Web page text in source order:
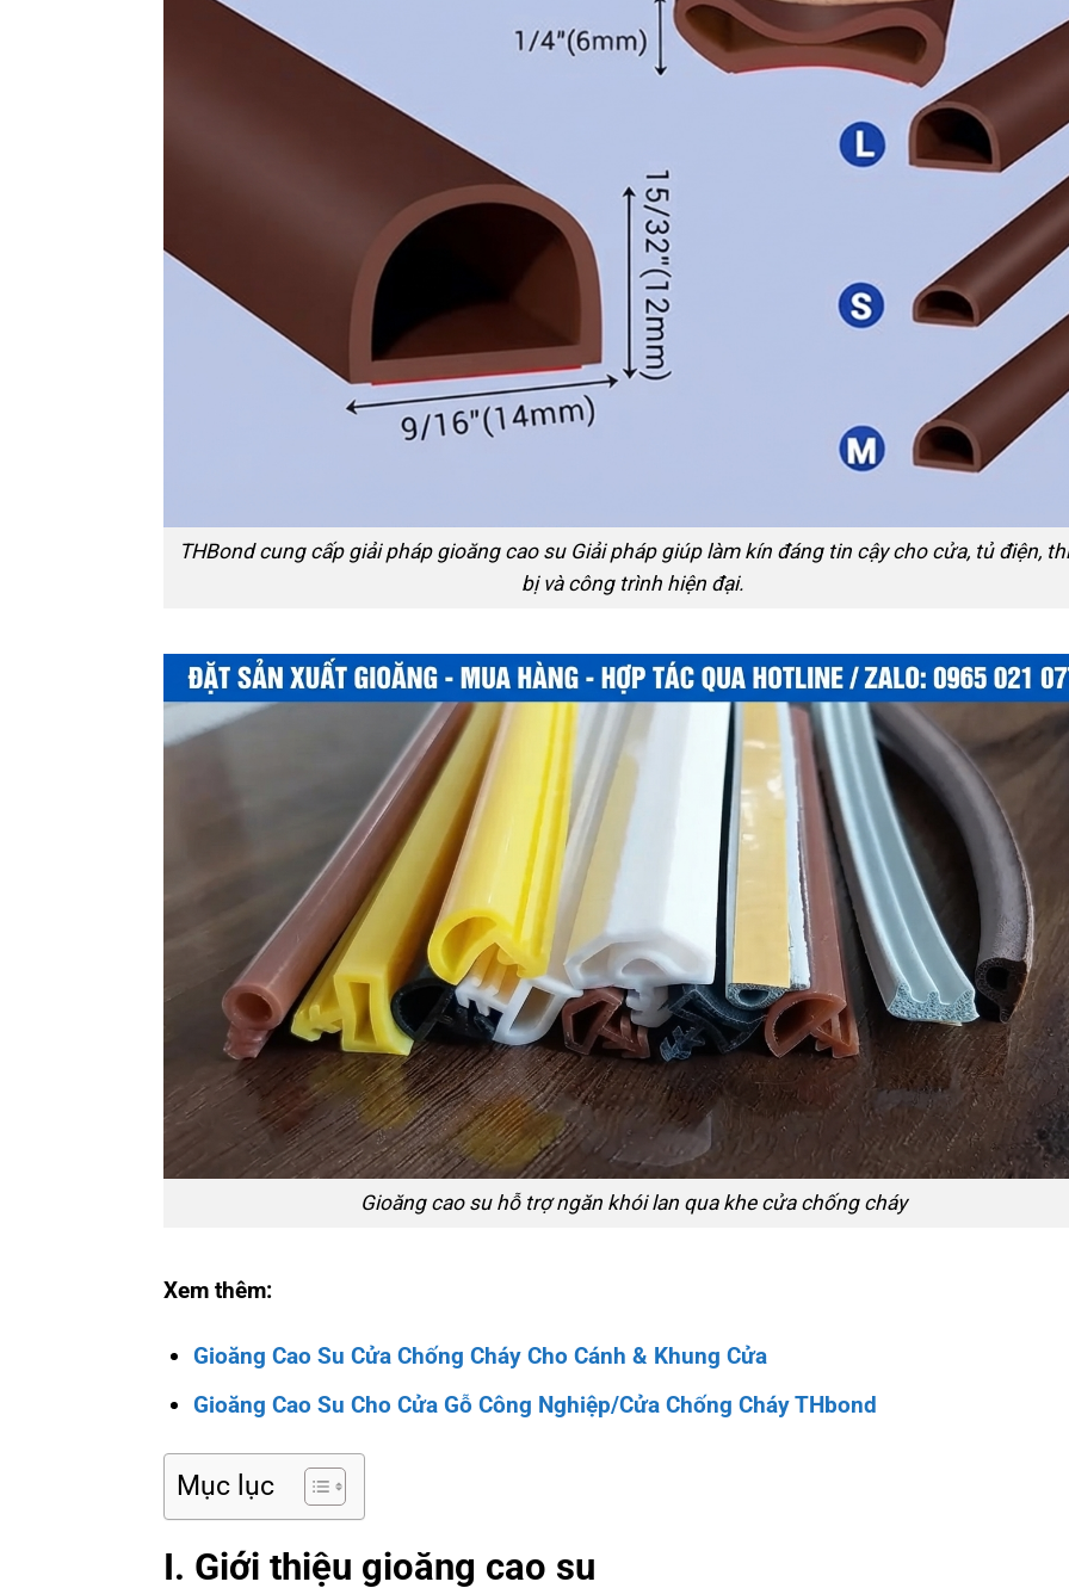
THBond cung cấp giải pháp gioăng cao su Giải pháp giúp làm kín đáng tin cậy cho cửa, tủ điện,
bị và công trình hiện đại.
Gioăng cao su hỗ trợ ngăn khói lan qua khe cửa chống cháy
Xem thêm:
Gioăng Cao Su Cửa Chống Cháy Cho Cánh & Khung Cửa
Gioăng Cao Su Cho Cửa Gỗ Công Nghiệp/Cửa Chống Cháy THbond
Mục lục
I. Giới thiệu gioăng cao su